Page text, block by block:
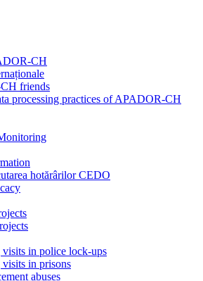
CH
friends
processing practices of APADOR-CH
hotărârilor CEDO
in police lock-ups
in prisons
abuses